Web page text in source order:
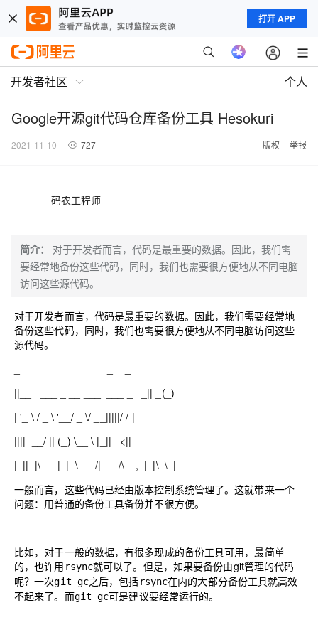
打开 APP
开发者社区 个人
Google开源git代码仓库备份工具 Hesokuri
2021-11-10 727 版权 举报
码农工程师
简介：
对于开发者而言，代码是最重要的数据。因此，我们需
要经常地备份这些代码，同时，我们也需要很方便地从不同电脑
访问这些源代码。
对于开发者而言，代码是最重要的数据。因此，我们需要经常地
备份这些代码，同时，我们也需要很方便地从不同电脑访问这些
源代码。
|| || _(_)
| '_ \ / _ \ '__/ _ \/ __ |||||/ / |
|||| __/ || (_) \__ \ | || <||
| || |\___ | | \___/| ___/\__,_ | |\_\_ |
一般而言，这些代码已经由版本控制系统管理了。这就带来一个
问题：用普通的备份工具备份并不很方便。
比如，对于一般的数据，有很多现成的备份工具可用，最简单
的，也许用 rsync就可以了。但是，如果要备份由git管理的代码
呢？一次git gc之后，包括rsync在内的大部分备份工具就高效
不起来了。而git gc可是建议要经常运行的。